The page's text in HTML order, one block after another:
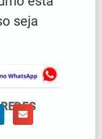
seja